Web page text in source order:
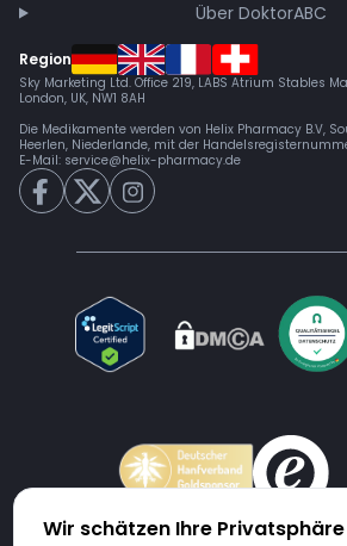
Über DoktorABC
Region
Sky Marketing Ltd. Office 219, LABS Atrium Stables
London, UK, NW1 8AH
Die Medikamente werden von Helix Pharmacy B.V,
Heerlen, Niederlande, mit der
E-Mail: service@helix-pharmacy.de
Wir schätzen Ihre Privatsphäre